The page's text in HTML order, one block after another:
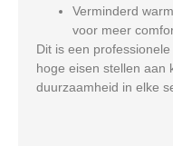
Verminderd
voor meer
Dit is een
hoge eisen stellen aan
duurzaamheid in elke